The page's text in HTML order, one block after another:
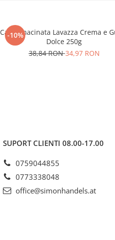
-10%
Cafea macinata Lavazza Crema e
Dolce 250g
38,84 RON34,97 RON
SUPORT CLIENTI 08.00-17.00
0759044855
0773338048
office@simonhandels.at